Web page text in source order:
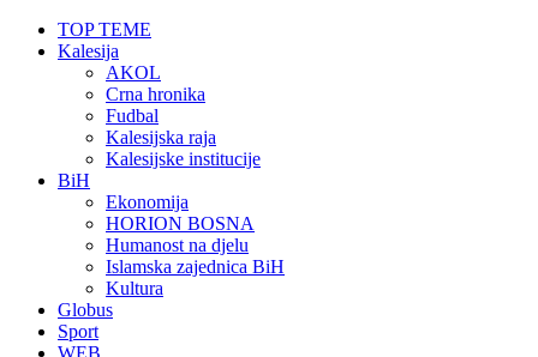
TOP TEME
Kalesija
AKOL
Crna hronika
Fudbal
Kalesijska raja
Kalesijske institucije
BiH
Ekonomija
HORION BOSNA
Humanost na djelu
Islamska zajednica BiH
Kultura
Globus
Sport
WEB